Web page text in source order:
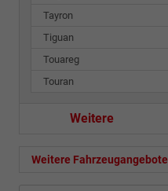
Tayron
Tiguan
Touareg
Touran
Weitere
Weitere Fahrzeugangebote